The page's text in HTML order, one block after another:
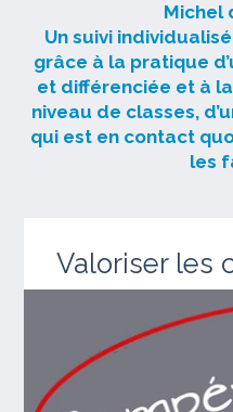
Michel
Un suivi
grâce à la pratique
et différenciée et à
niveau de classes,
qui est en contact
les
Valoriser les